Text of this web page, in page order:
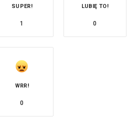
SUPER!
1
LUBIĘ TO!
0
WRR!
0